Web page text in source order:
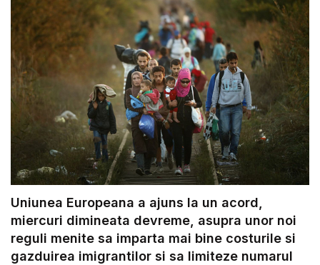
Uniunea Europeana a ajuns la un acord,
miercuri dimineata devreme, asupra unor noi
reguli menite sa imparta mai bine costurile si
gazduirea imigrantilor si sa limiteze numarul